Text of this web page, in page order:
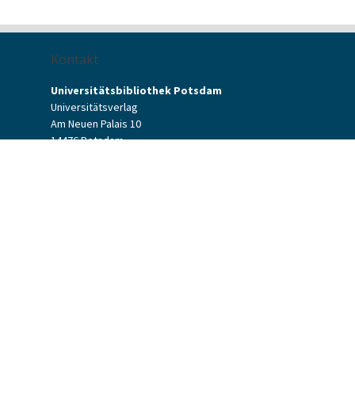
Kontakt
Universitätsbibliothek Potsdam
Universitätsverlag
Am Neuen Palais 10
14476 Potsdam